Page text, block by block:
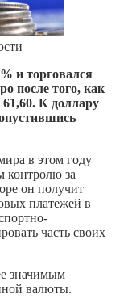
и торговался
после того, как
61,60. К доллару
в этом году
контролю за
он получит
платежей в
часть своих
значимым
валюты.